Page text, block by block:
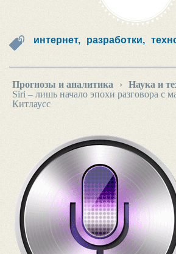
интернет, разработки,
Прогнозы и аналитика › Наука и
Siri – лишь начало эпохи разговора с
Китлаусс